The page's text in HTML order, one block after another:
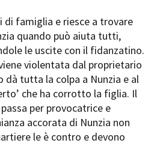
di famiglia e riesce a trovare
quando può aiuta tutti,
le uscite con il fidanzatino.
violentata dal proprietario
dà tutta la colpa a Nunzia e al
che ha corrotto la figlia. Il
per provocatrice e
accorata di Nunzia non
le è contro e devono